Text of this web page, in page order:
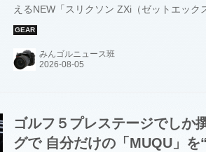
えるNEW「スリクソン ZXi（ゼットエック
ユーティリティアイアンを、2026年9月12
みんゴルニュース班
ゴルフ５プレステージでしか
グで 自分だけの「MUQU」